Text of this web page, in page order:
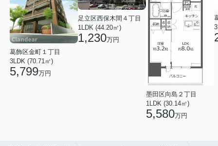
葛飾区金町１丁目
3LDK (70.71㎡)
5,799万円
足立区西保木間４丁目
1LDK (44.20㎡)
1,230万円
墨田区向島２丁目
1LDK (30.14㎡)
5,580万円